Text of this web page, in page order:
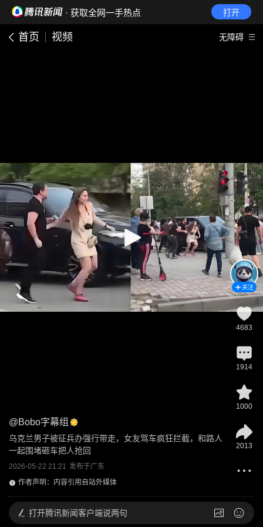
· 获取全网一手热点 打开
首页 视频 无障碍
@Bobo字幕组
乌克兰男子被征兵办强行带走，女友驾车疯狂拦截，和路人
一起围堵砸车把人抢回
2026-05-22 21:21 发布于广东
作者声明：内容引用自站外媒体
关注
4683
1914
1000
2013
打开腾讯新闻客户端说两句